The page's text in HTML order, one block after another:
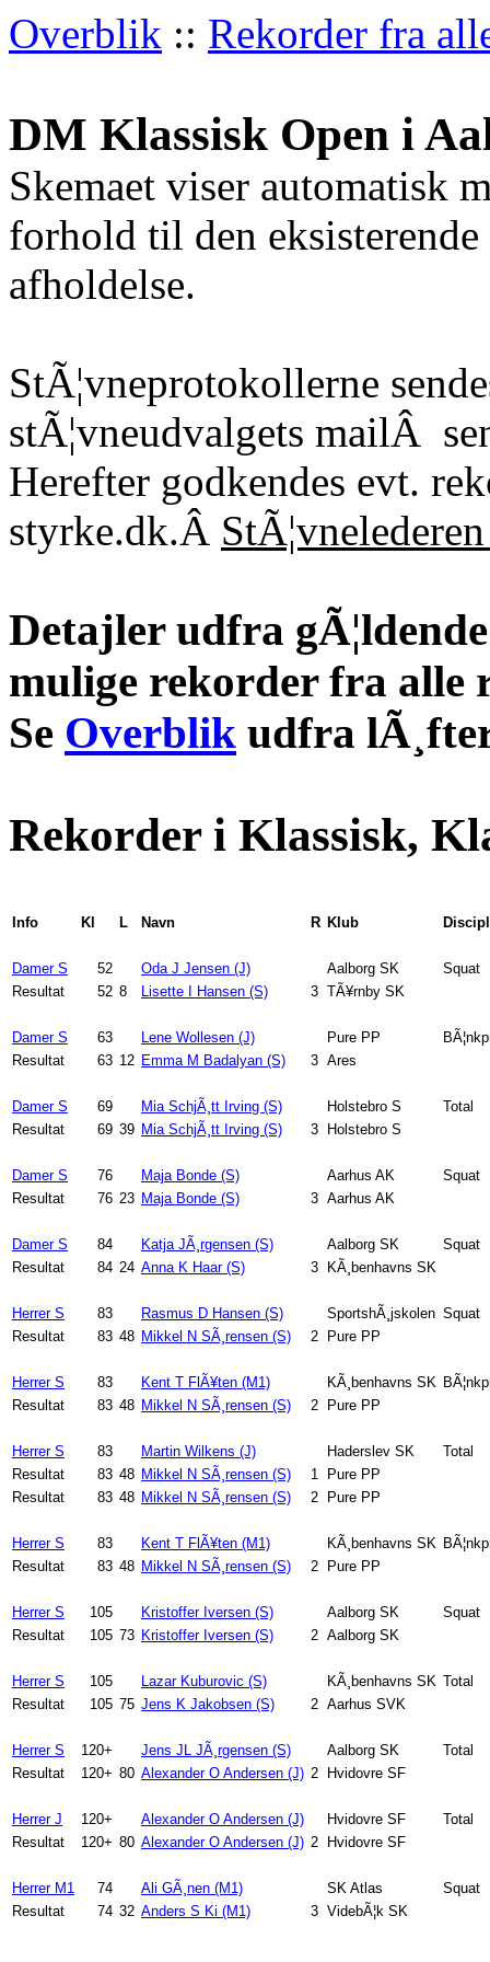
Overblik :: Rekorder fra
DM Klassisk Open i
Skemaet viser automatisk
forhold til den
afholdelse.
StÃ¦vneprotokollerne
stÃ¦vneudvalgets mailÂ
Herefter godkendes evt.
styrke.dk.Â
Detajler udfra
mulige rekorder fra alle
Se Overblik udfra
Rekorder i Klassisk,
Info Kl L Navn R Klub
Damer S 52 Oda J Jensen (J) Aalborg SK
Squat
Resultat
52 8 Lisette I Hansen (S) 3 TÃ¥rnby SK
Damer S 63 Lene Wollesen (J) Pure PP
Resultat
63 12 Emma M Badalyan (S) 3 Ares
Damer S 69 Mia SchjÃ¸tt Irving (S) Holstebro S
Total
Resultat
69 39 Mia SchjÃ¸tt Irving (S) 3 Holstebro S
Damer S 76 Maja Bonde (S) Aarhus AK
Squat
Resultat
76 23 Maja Bonde (S) 3 Aarhus AK
Damer S 84 Katja JÃ¸rgensen (S) Aalborg SK
Squat
Resultat
84 24 Anna K Haar (S) 3 KÃ¸benhavns SK
Herrer S 83 Rasmus D Hansen (S) SportshÃ¸jskolen Squat
Resultat
83 48 Mikkel N SÃ¸rensen (S) 2 Pure PP
Herrer S 83 Kent T FlÃ¥ten (M1) KÃ¸benhavns SK
Resultat
83 48 Mikkel N SÃ¸rensen (S) 2 Pure PP
Herrer S 83 Martin Wilkens (J) Haderslev SK
Total
Resultat
83 48 Mikkel N SÃ¸rensen (S) 1
Pure PP
Resultat
83 48 Mikkel N SÃ¸rensen (S) 2 Pure PP
Herrer S 83 Kent T FlÃ¥ten (M1) KÃ¸benhavns SK
Resultat
83 48 Mikkel N SÃ¸rensen (S) 2 Pure PP
Herrer S 105 Kristoffer Iversen (S) Aalborg SK
Squat
Resultat
105 73 Kristoffer Iversen (S) 2 Aalborg SK
Herrer S 105 Lazar Kuburovic (S) KÃ¸benhavns SK Total
Resultat
105 75 Jens K Jakobsen (S) 2 Aarhus SVK
Herrer S 120+ Jens JL JÃ¸rgensen (S) Aalborg SK
Total
Resultat
120+ 80 Alexander O Andersen (J) 2 Hvidovre SF
Herrer J 120+ Alexander O Andersen (J) Hvidovre SF
Total
Resultat
120+ 80 Alexander O Andersen (J) 2 Hvidovre SF
Herrer M1 74 Ali GÃ¸nen (M1) SK Atlas
Squat
Resultat
74 32 Anders S Ki (M1) 3 VidebÃ¦k SK